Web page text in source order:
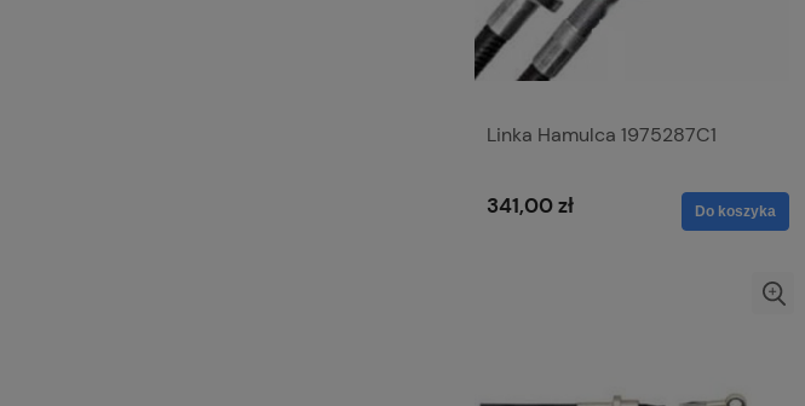
Linka Hamulca 1975287C1
341,00 zł Do koszyka